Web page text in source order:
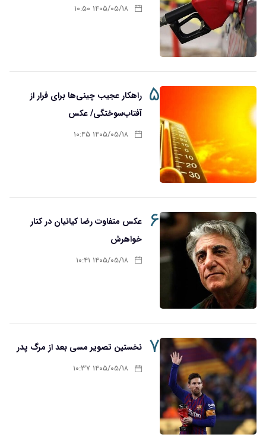
۱۴۰۵/۰۵/۱۸ ۱۰:۵۰
۵ راهکار عجیب چینی‌ها برای فرار از
آفتاب‌سوختگی/ عکس
۱۴۰۵/۰۵/۱۸ ۱۰:۴۵
۶
عکس متفاوت رضا کیانیان در کنار
خواهرش
۱۴۰۵/۰۵/۱۸ ۱۰:۴۱
۷ نخستین تصویر مسی بعد از مرگ پدر
۱۴۰۵/۰۵/۱۸ ۱۰:۳۷